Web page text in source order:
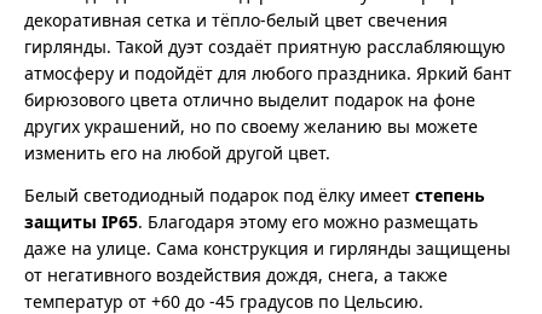
декоративная сетка и тёпло-белый цвет свечения
гирлянды. Такой дуэт создаёт приятную расслабляющую
атмосферу и подойдёт для любого праздника. Яркий бант
бирюзового цвета отлично выделит подарок на фоне
других украшений, но по своему желанию вы можете
изменить его на любой другой цвет.
Белый светодиодный подарок под ёлку имеет степень
защиты IP65. Благодаря этому его можно размещать
даже на улице. Сама конструкция и гирлянды защищены
от негативного воздействия дождя, снега, а также
температур от +60 до -45 градусов по Цельсию.